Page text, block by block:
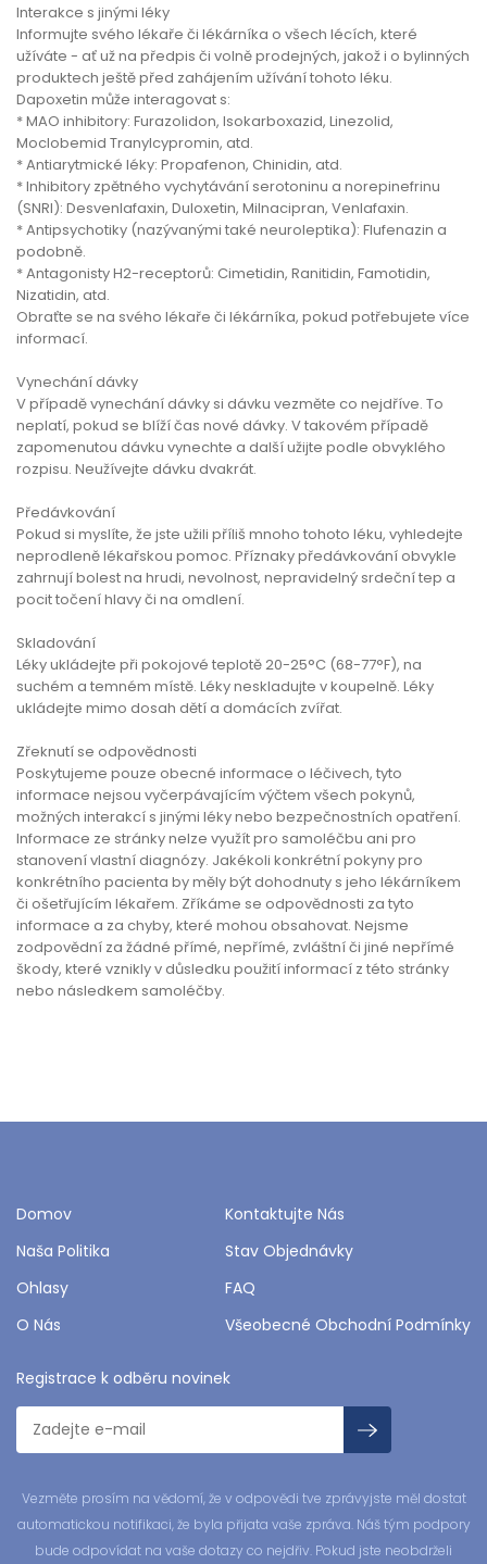
Interakce s jinými léky
Informujte svého lékaře či lékárníka o všech lécích, které
užíváte - ať už na předpis či volně prodejných, jakož i o bylinných
produktech ještě před zahájením užívání tohoto léku.
Dapoxetin může interagovat s:
* MAO inhibitory: Furazolidon, Isokarboxazid, Linezolid,
Moclobemid Tranylcypromin, atd.
* Antiarytmické léky: Propafenon, Chinidin, atd.
* Inhibitory zpětného vychytávání serotoninu a norepinefrinu
(SNRI): Desvenlafaxin, Duloxetin, Milnacipran, Venlafaxin.
* Antipsychotiky (nazývanými také neuroleptika): Flufenazin a
podobně.
* Antagonisty H2-receptorů: Cimetidin, Ranitidin, Famotidin,
Nizatidin, atd.
Obraťte se na svého lékaře či lékárníka, pokud potřebujete více
informací.
Vynechání dávky
V případě vynechání dávky si dávku vezměte co nejdříve. To
neplatí, pokud se blíží čas nové dávky. V takovém případě
zapomenutou dávku vynechte a další užijte podle obvyklého
rozpisu. Neužívejte dávku dvakrát.
Předávkování
Pokud si myslíte, že jste užili příliš mnoho tohoto léku, vyhledejte
neprodleně lékařskou pomoc. Příznaky předávkování obvykle
zahrnují bolest na hrudi, nevolnost, nepravidelný srdeční tep a
pocit točení hlavy či na omdlení.
Skladování
Léky ukládejte při pokojové teplotě 20-25°C (68-77°F), na
suchém a temném místě. Léky neskladujte v koupelně. Léky
ukládejte mimo dosah dětí a domácích zvířat.
Zřeknutí se odpovědnosti
Poskytujeme pouze obecné informace o léčivech, tyto
informace nejsou vyčerpávajícím výčtem všech pokynů,
možných interakcí s jinými léky nebo bezpečnostních opatření.
Informace ze stránky nelze využít pro samoléčbu ani pro
stanovení vlastní diagnózy. Jakékoli konkrétní pokyny pro
konkrétního pacienta by měly být dohodnuty s jeho lékárníkem
či ošetřujícím lékařem. Zříkáme se odpovědnosti za tyto
informace a za chyby, které mohou obsahovat. Nejsme
zodpovědní za žádné přímé, nepřímé, zvláštní či jiné nepřímé
škody, které vznikly v důsledku použití informací z této stránky
nebo následkem samoléčby.
Domov
Kontaktujte Nás
Naša Politika
Stav Objednávky
Ohlasy
FAQ
O Nás
Všeobecné Obchodní Podmínky
Registrace k odběru novinek
Vezměte prosím na vědomí, že v odpovědi tve zprávyjste měl dostat
automatickou notifikaci, že byla přijata vaše zpráva. Náš tým podpory
bude odpovídat na vaše dotazy co nejdřiv. Pokud jste neobdrželi